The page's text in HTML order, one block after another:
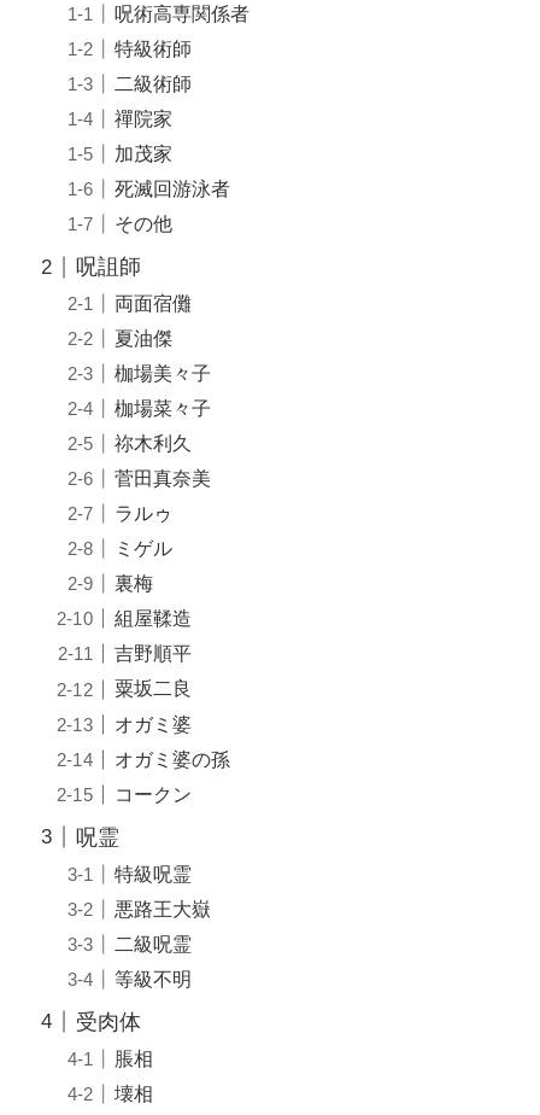
呪術高専関係者
特級術師
二級術師
禪院家
加茂家
死滅回游泳者
その他
呪詛師
両面宿儺
夏油傑
枷場美々子
枷場菜々子
祢木利久
菅田真奈美
ラルゥ
ミゲル
裏梅
組屋鞣造
吉野順平
粟坂二良
オガミ婆
オガミ婆の孫
コークン
呪霊
特級呪霊
悪路王大嶽
二級呪霊
等級不明
受肉体
脹相
壊相